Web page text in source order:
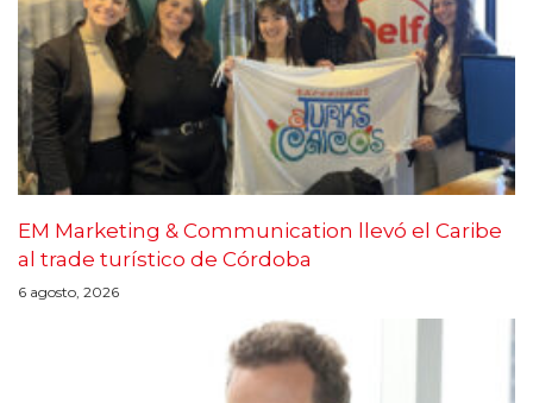
EM Marketing & Communication llevó el Caribe
al trade turístico de Córdoba
6 agosto, 2026